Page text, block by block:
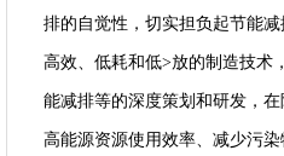
排的自觉性，切实担负起节能
高效、低耗和低>放的制造技术
能减排等的深度策划和研发，
高能源资源使用效率、减少污